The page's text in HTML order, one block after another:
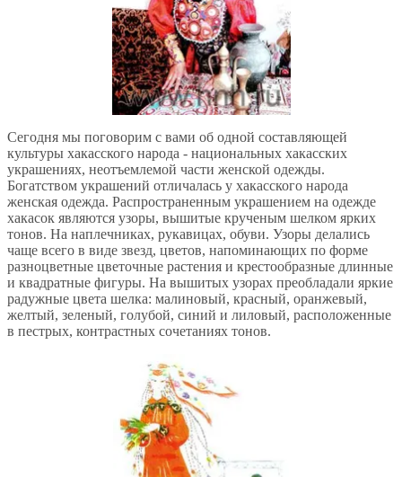
Сегодня мы поговорим с вами об одной составляющей
культуры хакасского народа - национальных хакасских
украшениях, неотъемлемой части женской одежды.
Богатством украшений отличалась у хакасского народа
женская одежда. Распространенным украшением на одежде
хакасок являются узоры, вышитые крученым шелком ярких
тонов. На наплечниках, рукавицах, обуви. Узоры делались
чаще всего в виде звезд, цветов, напоминающих по форме
разноцветные цветочные растения и крестообразные длинные
и квадратные фигуры. На вышитых узорах преобладали яркие
радужные цвета шелка: малиновый, красный, оранжевый,
желтый, зеленый, голубой, синий и лиловый, расположенные
в пестрых, контрастных сочетаниях тонов.